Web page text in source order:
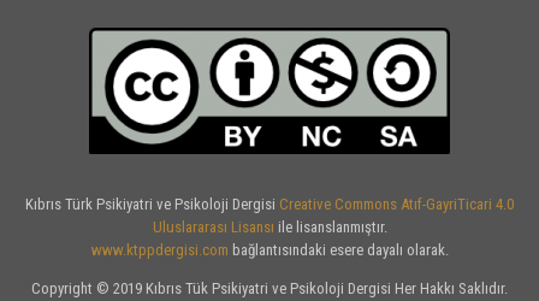
Kıbrıs Türk Psikiyatri ve Psikoloji Dergisi Creative Commons Atıf-GayriTicari 4.0
Uluslararası Lisansı ile lisanslanmıştır.
www.ktppdergisi.com bağlantısındaki esere dayalı olarak.
Copyright © 2019 Kıbrıs Tük Psikiyatri ve Psikoloji Dergisi Her Hakkı Saklıdır.